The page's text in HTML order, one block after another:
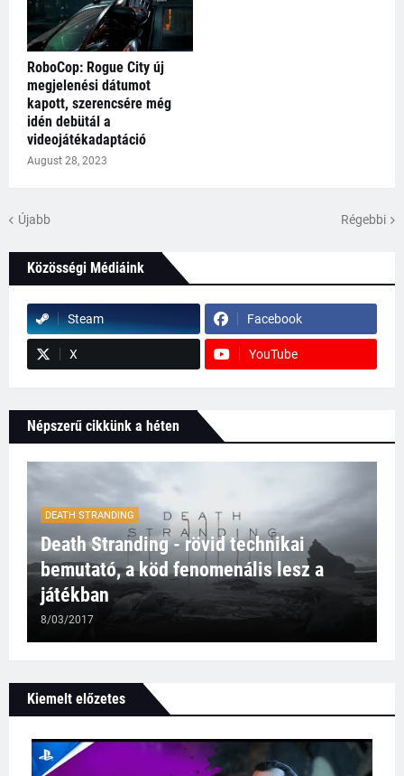
RoboCop: Rogue City új
megjelenési dátumot
kapott, szerencsére még
idén debütál a
videojátékadaptáció
August 28, 2023
Újabb Régebbi
Közösségi Médiáink
Steam Facebook
X YouTube
Népszerű cikkünk a héten
DEATH STRANDING
Death Stranding - rövid technikai
bemutató, a köd fenomenális lesz a
játékban
8/03/2017
Kiemelt előzetes